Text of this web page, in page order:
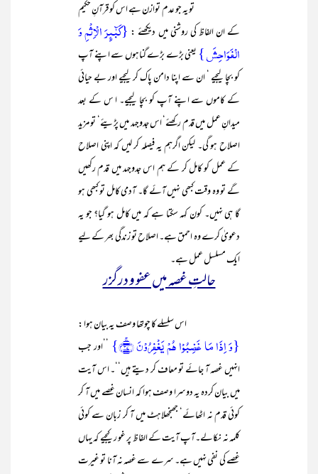
تو یہ جو عدم توازن ہے اس کو قرآنِ حکیم
کے ان الفاظ کی روشنی میں دیکھئے : {کَبٰٓئِرَ الۡاِثۡمِ وَ
الۡفَوَاحِشَ }یعنی بڑے بڑے گناہوں سے اپنے آپ
کو بچا لیجیے ‘ ان سے اپنا دامن پاک کر لیجیے اور بے حیائی
کے کاموں سے اپنے آپ کو بچا لیجیے۔ ا س کے بعد
میدانِ عمل میں قدم رکھئے‘ اس جدوجہد میں پڑیئے‘ تو مزید
اصلاح ہو گی۔ لیکن اگرہم یہ فیصلہ کر لیں کہ اپنی اصلاح
کے عمل کو کامل کر کے ہم اس جدوجہد میں قدم رکھیں
گے تو وہ وقت کبھی نہیں آئے گا۔ آدمی کامل تو کبھی ہو
گا ہی نہیں۔ کون کہہ سکتا ہے کہ میں کامل ہو گیا؟ جو یہ
دعویٰ کرے وہ احمق ہے۔ اصلاح تو زندگی بھر کے لیے
ایک مسلسل عمل ہے۔
حالتِ غصہ میں عفو و درگزر
اس سلسلے کا چوتھا وصف یہ بیان ہوا :
{وَ اِذَا مَا غَضِبُوۡا ہُمۡ یَغۡفِرُوۡنَ ﴿ۚ۳۷﴾}
’’اور جب
انہیں غصہ آ جائے تو معاف کر دیتے ہیں‘‘۔ اس آیت
میں بیان کردہ یہ دوسرا وصف ہوا کہ انسان غصے میں آ کر
کوئی قدم نہ اٹھائے‘ جھنجھلاہٹ میں آ کر زبان سے کوئی
کلمہ نہ نکالے۔آپ آیت کے الفاظ پر غو ر کیجیے کہ یہاں
غصے کی نفی نہیں ہے۔ سرے سے غصہ نہ آنا تو غیرت